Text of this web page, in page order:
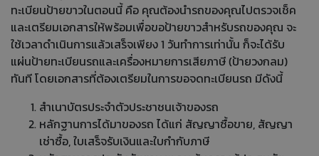
ทะเบียนป้ายขาวในตอนนี้ คือ คุณต้องนำรถของคุณไปตรวจเช็ค
และเตรียมเอกสารให้พร้อมเพื่อขอป้ายขาวสำหรับรถของคุณ จะ
ใช้เวลาดำเนินการแล้วเสร็จเพียง 1 วันทำการเท่านั้น ก็จะได้รับ
แผ่นป้ายทะเบียนรถและเครื่องหมายการเสียภาษี (ป้ายวงกลม)
ทันที โดยเอกสารที่ต้องเตรียมในการขอจดทะเบียนรถ มีดังนี้
สำเนาบัตรประจำตัวประชาชนเจ้าของรถ
หลักฐานการได้มาของรถ ได้แก่ สัญญาซื้อขาย, สัญญา
เช่าซื้อ, ใบเสร็จรับเงินและใบกำกับภาษี